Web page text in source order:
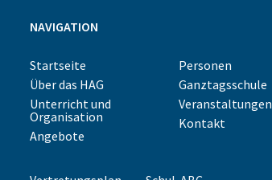
NAVIGATION
Startseite
Über das HAG
Unterricht und
Organisation
Angebote
Personen
Ganztagsschule
Veranstaltungen
Kontakt